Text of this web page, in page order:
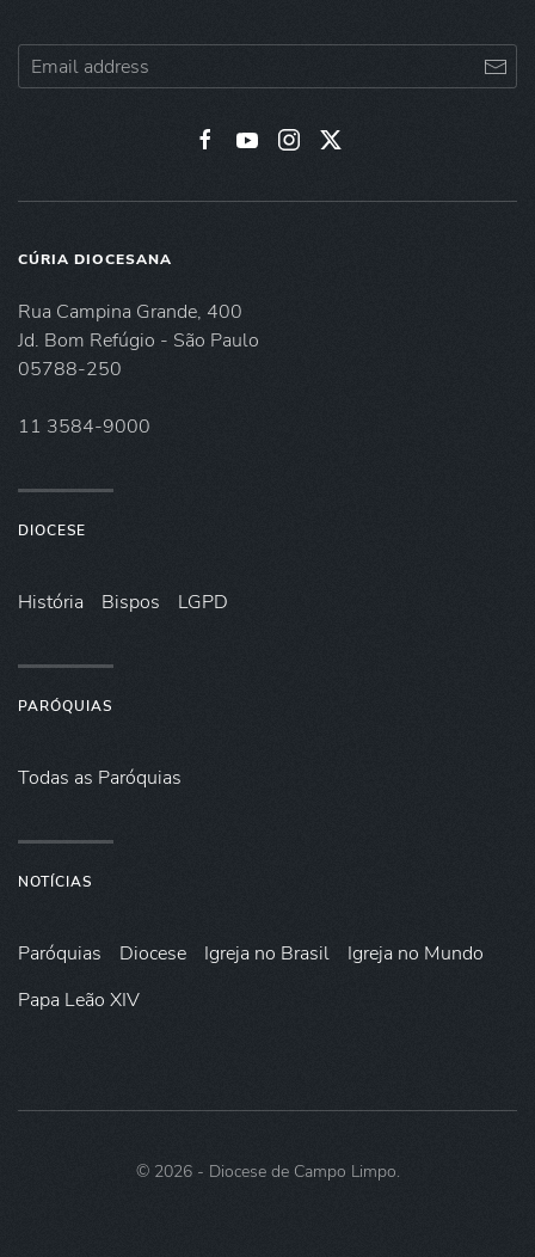
CÚRIA DIOCESANA
Rua Campina Grande, 400
Jd. Bom Refúgio - São Paulo
05788-250
11 3584-9000
DIOCESE
História Bispos LGPD
PARÓQUIAS
Todas as Paróquias
NOTÍCIAS
Paróquias Diocese Igreja no Brasil
Igreja no Mundo
Papa Leão XIV
© 2026- Diocese de Campo Limpo.